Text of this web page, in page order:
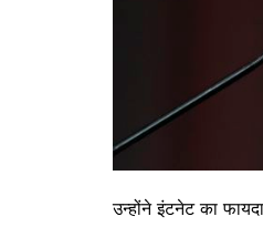
उन्होंने इंटनेट का